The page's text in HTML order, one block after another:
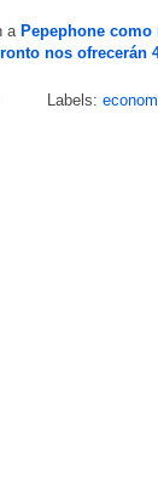
a Pepephone
nos ofrecerán
Labels: